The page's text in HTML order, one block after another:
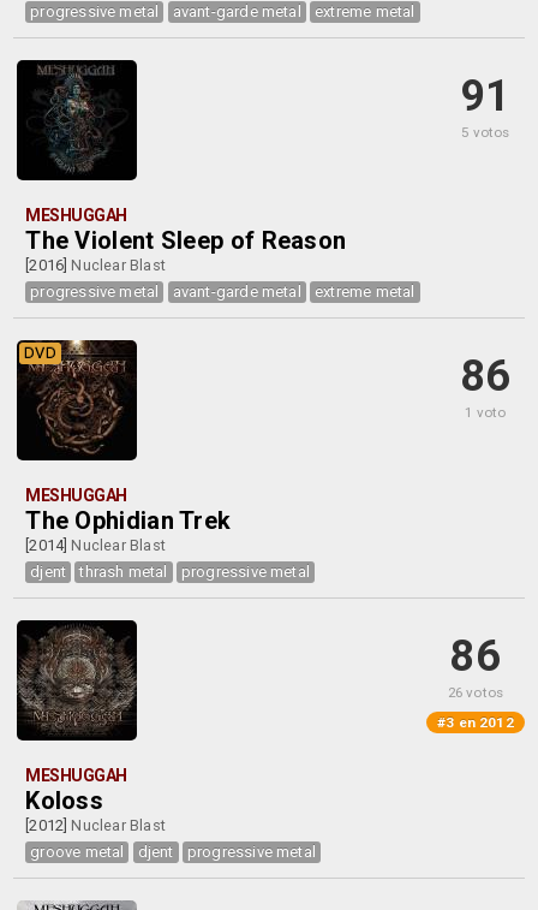
progressive metal
avant-garde metal extreme metal
91
5 votos
MESHUGGAH
The Violent Sleep of Reason
[2016] Nuclear Blast
progressive metal
avant-garde metal extreme metal
86
1 voto
DVD
MESHUGGAH
The Ophidian Trek
[2014] Nuclear Blast
djent
thrash metal progressive metal
86
26 votos
#3 en 2012
MESHUGGAH
Koloss
[2012] Nuclear Blast
groove metal
djent progressive metal